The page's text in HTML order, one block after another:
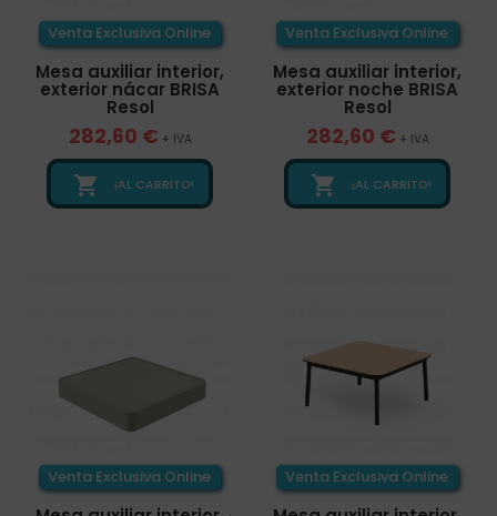
Venta Exclusiva Online
Mesa auxiliar interior,
exterior nácar BRISA
Resol
282,60 € + IVA
 ¡AL CARRITO!
Venta Exclusiva Online
Mesa auxiliar interior,
exterior noche BRISA
Resol
282,60 € + IVA
 ¡AL CARRITO!
Venta Exclusiva Online Venta Exclusiva Online